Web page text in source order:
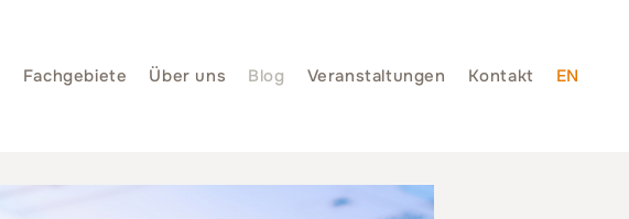
Fachgebiete Über uns Blog Veranstaltungen Kontakt EN